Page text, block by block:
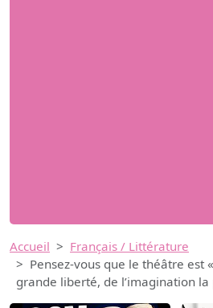
Accueil
Français / Littérature
Pensez-vous que le théâtre est
grande liberté, de l’imagination la